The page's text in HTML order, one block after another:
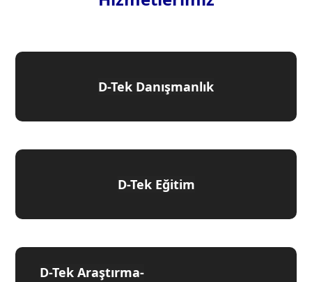
D-Tek Danışmanlık
D-Tek Eğitim
D-Tek Araştırma-